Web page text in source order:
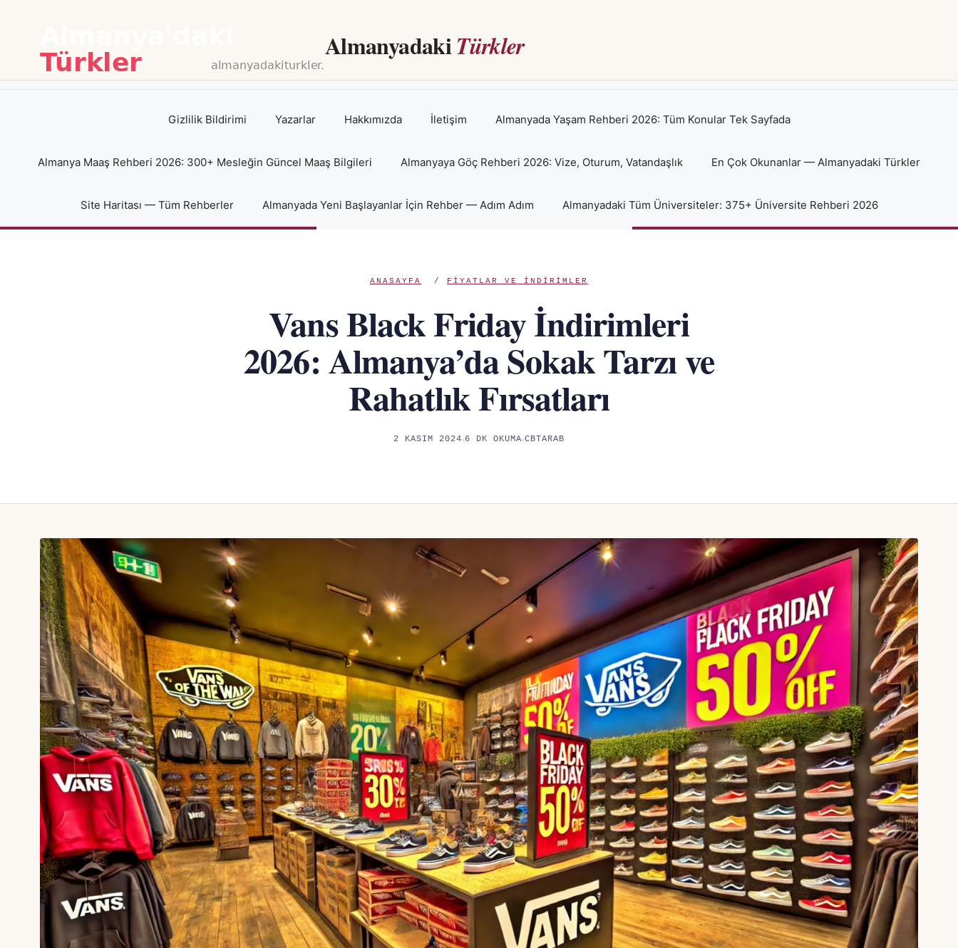
AlmanyadakiTürkler
Gizlilik Bildirimi Yazarlar Hakkımızda İletişim Almanyada Yaşam Rehberi 2026: Tüm Konular Tek Sayfada
Almanya Maaş Rehberi 2026: 300+ Mesleğin Güncel Maaş Bilgileri Almanyaya Göç Rehberi 2026: Vize, Oturum, Vatandaşlık En Çok Okunanlar — Almanyadaki Türkler
Site Haritası — Tüm Rehberler Almanyada Yeni Başlayanlar İçin Rehber — Adım Adım Almanyadaki Tüm Üniversiteler: 375+ Üniversite Rehberi 2026
ANASAYFA / FIYATLAR VE INDIRIMLER
Vans Black Friday İndirimleri
2026: Almanya’da Sokak Tarzı ve
Rahatlık Fırsatları
2 KASIM 2024 6 DK OKUMA CBTARAB